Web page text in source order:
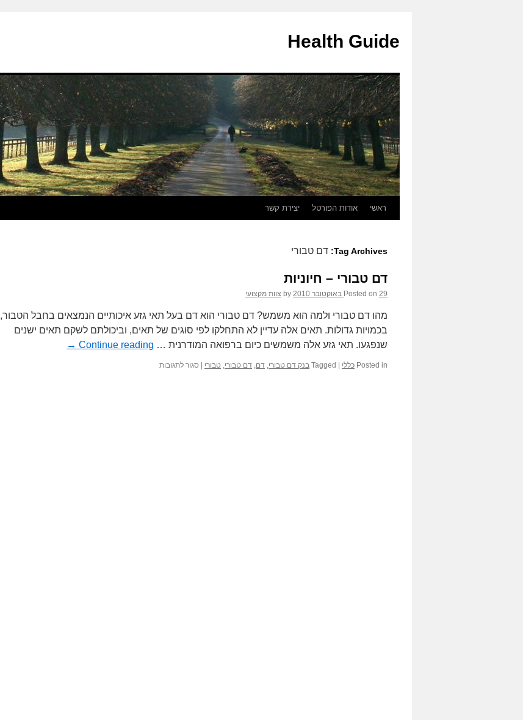
Health Guide
Skip
content
ראשי אודות הפורטל יצירת קשר
Tag Archives: דם טבורי
דם טבורי – חיוניות
Posted on 29 באוקטובר 2010 by צוות מקצועי
מהו דם טבורי ולמה הוא משמש? דם טבורי הוא דם בעל תאי גזע איכותיים הנמצאים בחבל הטבור,
בכמויות גדולות. תאים אלה עדיין לא התחלקו לפי סוגים של תאים, וביכולתם לשקם תאים ישנים
שנפגעו. תאי גזע אלה משמשים כיום ברפואה המודרנית … Continue reading
→
Posted in כללי Tagged בנק דם טבורי, דם, דם טבורי, טבורי סגור לתגובות